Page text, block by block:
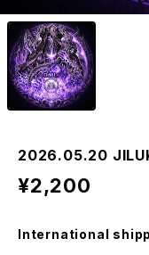
2026.05.20
¥2,200
International